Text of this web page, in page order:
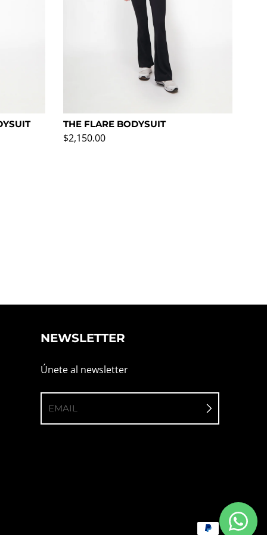
THE FLARE BODYSUIT
Precio normal
$2,150.00
NEWSLETTER
Únete al newsletter
EMAIL
Métodos de pago